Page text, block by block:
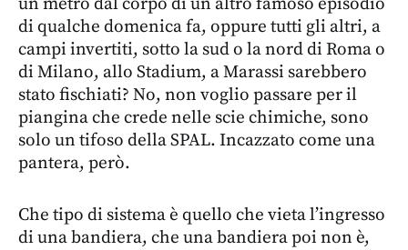
di qualche domenica fa, oppure tutti gli altri, a
campi invertiti, sotto la sud o la nord di Roma o
di Milano, allo Stadium, a Marassi sarebbero
stato fischiati? No, non voglio passare per il
piangina che crede nelle scie chimiche, sono
solo un tifoso della SPAL. Incazzato come una
pantera, però.
Che tipo di sistema è quello che vieta l’ingresso
di una bandiera, che una bandiera poi non è,